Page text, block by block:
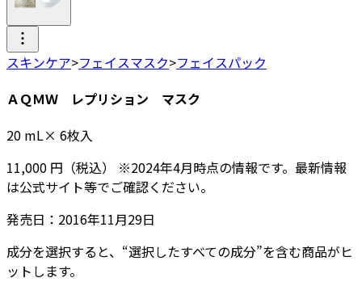
スキンケア>フェイスマスク>フェイスパック
ＡＱＭＷ レプリション マスク
20 mL× 6枚入
11,000 円 （税込） ※2024年4月時点の情報です。最新情報
は公式サイト等でご確認ください。
発売日： 2016年11月29日
成分を選択すると、“選択したすべての成分”を含む商品がヒ
ットします。